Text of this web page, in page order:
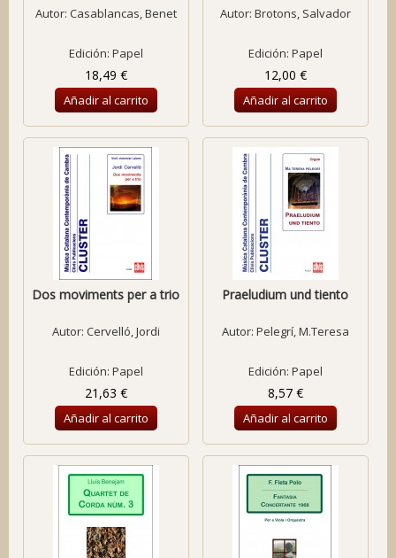
Autor: Casablancas, Benet
Edición: Papel
18,49 €
Añadir al carrito
Autor: Brotons, Salvador
Edición: Papel
12,00 €
Añadir al carrito
Dos moviments per a trio
Autor: Cervelló, Jordi
Edición: Papel
21,63 €
Añadir al carrito
Praeludium und tiento
Autor: Pelegrí, M.Teresa
Edición: Papel
8,57 €
Añadir al carrito